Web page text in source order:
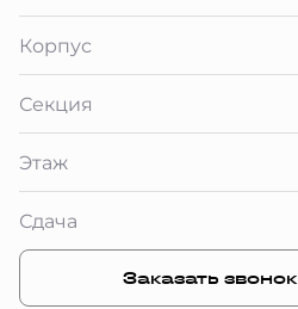
Корпус
Секция
Этаж
Сдача
Заказать звонок